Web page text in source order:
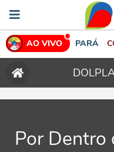
AO VIVO PARÁ
Por Dentro